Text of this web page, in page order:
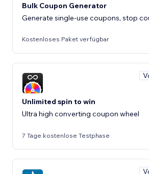
Bulk Coupon Generator
Generate single-use coupons, stop
Kostenloses Paket verfügbar
Unlimited spin to win
Ultra high converting coupon wheel
7 Tage kostenlose Testphase